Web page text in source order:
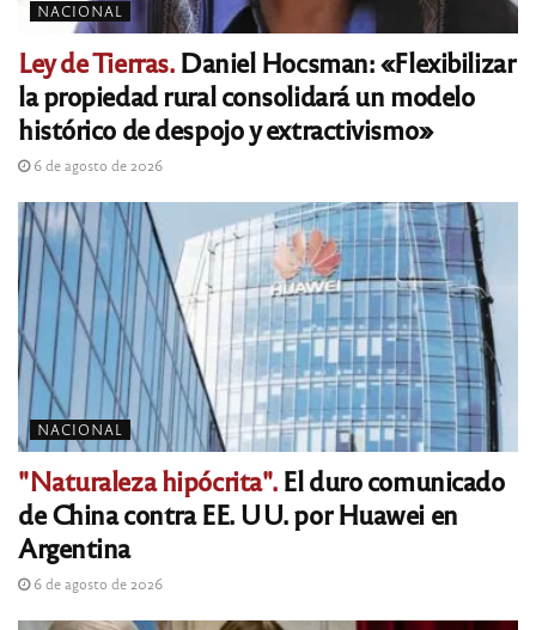
NACIONAL
Ley de Tierras.Daniel Hocsman: «Flexibilizar
la propiedad rural consolidará un modelo
histórico de despojo y extractivismo»
6 de agosto de 2026
NACIONAL
"Naturaleza hipócrita".El duro comunicado
de China contra EE. UU. por Huawei en
Argentina
6 de agosto de 2026